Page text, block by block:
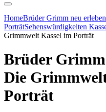
HomeBrüder Grimm neu
PorträtSehenswürdigkeiten
Grimmwelt Kassel im Porträt
Brüder
Die
Porträt